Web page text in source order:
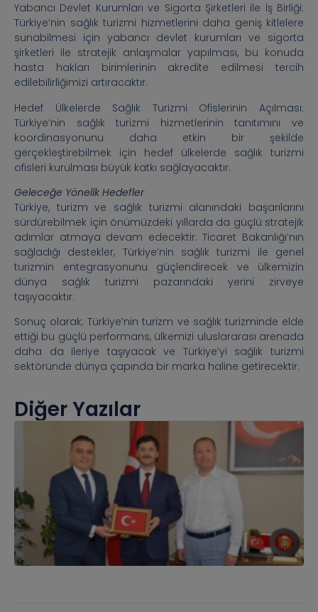
Yabancı Devlet Kurumları ve Sigorta Şirketleri ile İş Birliği:
Türkiye’nin sağlık turizmi hizmetlerini daha geniş kitlelere
sunabilmesi için yabancı devlet kurumları ve sigorta
şirketleri ile stratejik anlaşmalar yapılması, bu konuda
hasta hakları birimlerinin akredite edilmesi tercih
edilebilirliğimizi artıracaktır.
Hedef Ülkelerde Sağlık Turizmi Ofislerinin Açılması:
Türkiye’nin sağlık turizmi hizmetlerinin tanıtımını ve
koordinasyonunu daha etkin bir şekilde
gerçekleştirebilmek için hedef ülkelerde sağlık turizmi
ofisleri kurulması büyük katkı sağlayacaktır.
Geleceğe Yönelik Hedefler
Türkiye, turizm ve sağlık turizmi alanındaki başarılarını
sürdürebilmek için önümüzdeki yıllarda da güçlü stratejik
adımlar atmaya devam edecektir. Ticaret Bakanlığı’nın
sağladığı destekler, Türkiye’nin sağlık turizmi ile genel
turizmin entegrasyonunu güçlendirecek ve ülkemizin
dünya sağlık turizmi pazarındaki yerini zirveye
taşıyacaktır.
Sonuç olarak; Türkiye’nin turizm ve sağlık turizminde elde
ettiği bu güçlü performans, ülkemizi uluslararası arenada
daha da ileriye taşıyacak ve Türkiye’yi sağlık turizmi
sektöründe dünya çapında bir marka haline getirecektir.
Diğer Yazılar